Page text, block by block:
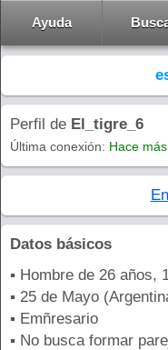
Ayuda
Perfil de El_tigre_6
Última conexión: Hace
Datos básicos
▪ Hombre de 26 años,
▪ 25 de Mayo
▪ Emñresario
▪ No busca formar